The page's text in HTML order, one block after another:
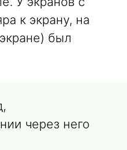
к экрану, на
был
через него